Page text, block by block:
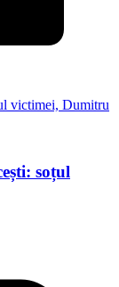
soțul